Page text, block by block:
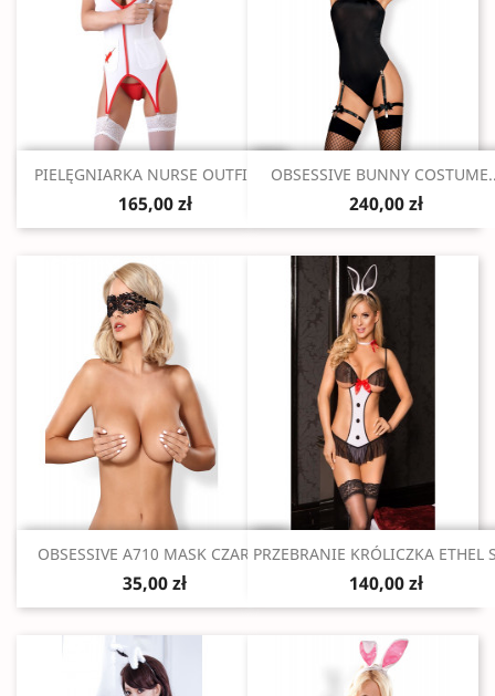
Szybki podgląd
PIELĘGNIARKA NURSE OUTFIT M
165,00 zł
Szybki podgląd
OBSESSIVE BUNNY
240,00 zł
Szybki podgląd
OBSESSIVE A710 MASK CZARNA
35,00 zł
Szybki podgląd
PRZEBRANIE KRÓLICZKA ETHEL
140,00 zł